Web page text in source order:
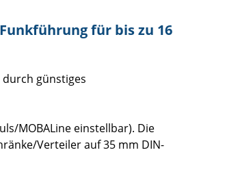
für bis zu 16
günstiges
MOBALine einstellbar). Die
Verteiler auf 35 mm DIN-